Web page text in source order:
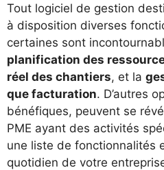
Tout logiciel de gestion
à disposition diverses
certaines sont
planification des
réel des chantiers, et la
que facturation. D’autres
bénéfiques, peuvent se
PME ayant des activités
une liste de fonctionnalités
quotidien de votre